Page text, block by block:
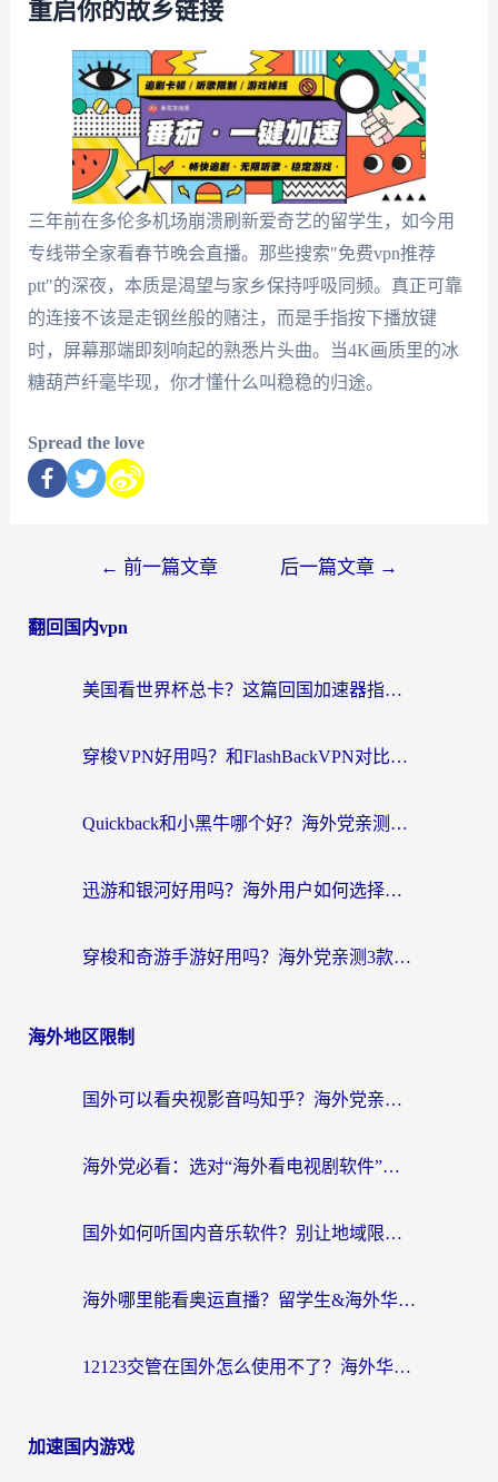
重启你的故乡链接
三年前在多伦多机场崩溃刷新爱奇艺的留学生，如今用
专线带全家看春节晚会直播。那些搜索"免费vpn推荐
ptt"的深夜，本质是渴望与家乡保持呼吸同频。真正可靠
的连接不该是走钢丝般的赌注，而是手指按下播放键
时，屏幕那端即刻响起的熟悉片头曲。当4K画质里的冰
糖葫芦纤毫毕现，你才懂什么叫稳稳的归途。
Spread the love
← 前一篇文章 后一篇文章 →
翻回国内vpn
美国看世界杯总卡？这篇回国加速器指南帮你无缝刷国内资源（附苹果手机VPN设置步骤）
穿梭VPN好用吗？和FlashBackVPN对比哪个回国效果更好？
Quickback和小黑牛哪个好？海外党亲测指南，选对回国加速器秒回国内
迅游和银河好用吗？海外用户如何选择回国加速器实现无缝访问国内资源
穿梭和奇游手游好用吗？海外党亲测3款回国加速器，附蜜蜂加速器七天试用攻略
海外地区限制
国外可以看央视影音吗知乎？海外党亲测有效的回国加速方案
海外党必看：选对“海外看电视剧软件”，再也不用愁国内剧刷不了
国外如何听国内音乐软件？别让地域限制，断了你的中文歌单
海外哪里能看奥运直播？留学生&海外华人必看的体育赛事观赛终极指南
12123交管在国外怎么使用不了？海外华人必看的无缝访问国内资源指南
加速国内游戏